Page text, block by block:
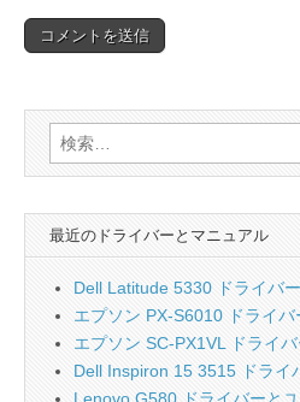
検
索:
最近のドライバーとマニュアル
Dell Latitude 5330 ドライバ
エプソン PX-S6010 ドライバ
エプソン SC-PX1VL ドライバ
Dell Inspiron 15 3515 ドライ